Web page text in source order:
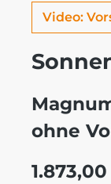
Video:
ohne
Regulärer